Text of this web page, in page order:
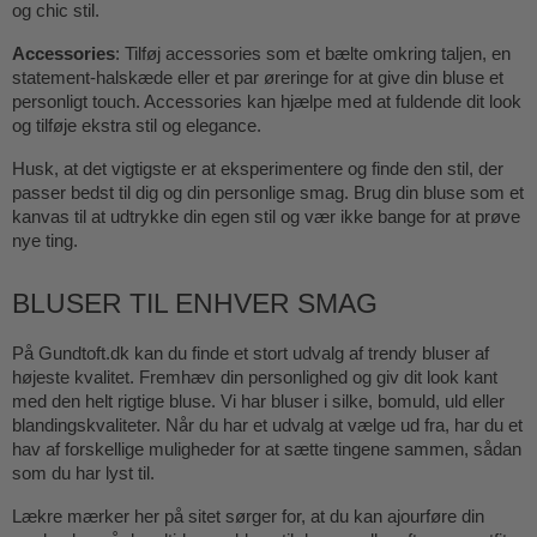
og chic stil.
Accessories: Tilføj accessories som et bælte omkring taljen, en
statement-halskæde eller et par øreringe for at give din bluse et
personligt touch. Accessories kan hjælpe med at fuldende dit look
og tilføje ekstra stil og elegance.
Husk, at det vigtigste er at eksperimentere og finde den stil, der
passer bedst til dig og din personlige smag. Brug din bluse som et
kanvas til at udtrykke din egen stil og vær ikke bange for at prøve
nye ting.
BLUSER TIL ENHVER SMAG
På Gundtoft.dk kan du finde et stort udvalg af trendy bluser af
højeste kvalitet. Fremhæv din personlighed og giv dit look kant
med den helt rigtige bluse. Vi har bluser i silke, bomuld, uld eller
blandingskvaliteter. Når du har et udvalg at vælge ud fra, har du et
hav af forskellige muligheder for at sætte tingene sammen, sådan
som du har lyst til.
Lækre mærker her på sitet sørger for, at du kan ajourføre din